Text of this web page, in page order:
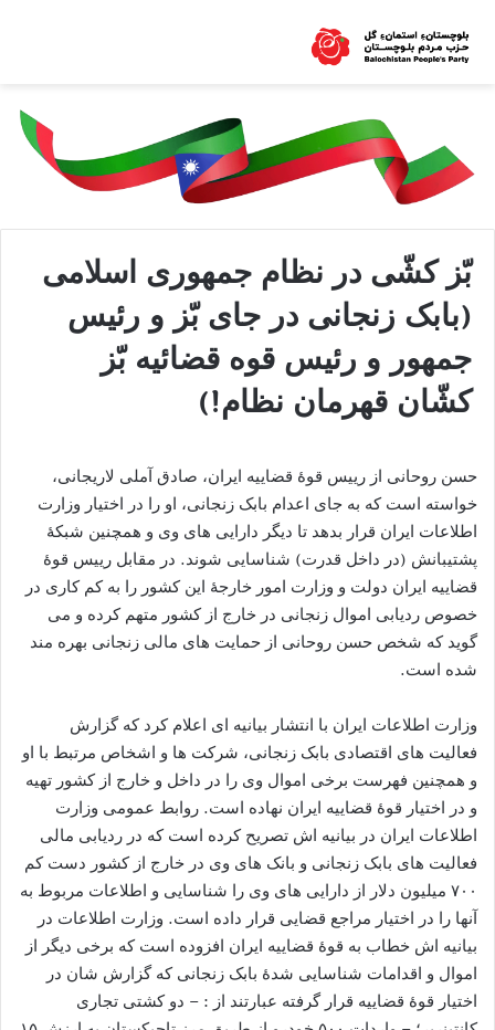
بّز کشّی در نظام جمهوری اسلامی
(بابک زنجانی در جای بّز و رئیس
جمهور و رئیس قوه قضائیه بّز
کشّان قهرمان نظام!)
حسن روحانی از رییس قوۀ قضاییه ایران، صادق آملی لاریجانی،
خواسته است که به جای اعدام بابک زنجانی، او را در اختیار وزارت
اطلاعات ایران قرار بدهد تا دیگر دارایی های وی و همچنین شبکۀ
پشتیبانش (در داخل قدرت) شناسایی شوند. در مقابل رییس قوۀ
قضاییه ایران دولت و وزارت امور خارجۀ این کشور را به کم کاری در
خصوص ردیابی اموال زنجانی در خارج از کشور متهم کرده و می
گوید که شخص حسن روحانی از حمایت های مالی زنجانی بهره مند
شده است.
وزارت اطلاعات ایران با انتشار بیانیه ای اعلام کرد که گزارش
فعالیت های اقتصادی بابک زنجانی، شرکت ها و اشخاص مرتبط با او
و همچنین فهرست برخی اموال وی را در داخل و خارج از کشور تهیه
و در اختیار قوۀ قضاییه ایران نهاده است. روابط عمومی وزارت
اطلاعات ایران در بیانیه اش تصریح کرده است که در ردیابی مالی
فعالیت های بابک زنجانی و بانک های وی در خارج از کشور دست کم
۷۰۰ میلیون دلار از دارایی های وی را شناسایی و اطلاعات مربوط به
آنها را در اختیار مراجع قضایی قرار داده است. وزارت اطلاعات در
بیانیه اش خطاب به قوۀ قضاییه ایران افزوده است که برخی دیگر از
اموال و اقدامات شناسایی شدۀ بابک زنجانی که گزارش شان در
اختیار قوۀ قضاییه قرار گرفته عبارتند از : – دو کشتی تجاری